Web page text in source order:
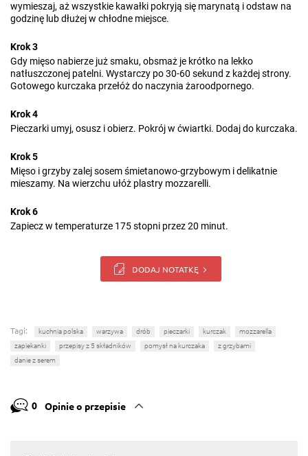
wymieszaj, aż wszystkie kawałki pokryją się marynatą i odstaw na
godzinę lub dłużej w chłodne miejsce.
Krok 3
Gdy mięso nabierze już smaku, obsmaż je krótko na lekko
natłuszczonej patelni. Wystarczy po 30-60 sekund z każdej strony.
Gotowego kurczaka przełóż do naczynia żaroodpornego.
Krok 4
Pieczarki umyj, osusz i obierz. Pokrój w ćwiartki. Dodaj do kurczaka.
Krok 5
Mięso i grzyby zalej sosem śmietanowo-grzybowym i delikatnie
mieszamy. Na wierzchu ułóż plastry mozzarelli.
Krok 6
Zapiecz w temperaturze 175 stopni przez 20 minut.
DODAJ NOTATKĘ
Tagi: kuchnia polska warzywa drób pieczarki kurczak
mozzarella
zapiekanki
przepisy z 5 składników pomysł na kurczaka
z grzybami
danie z serem
0 Opinie o przepisie